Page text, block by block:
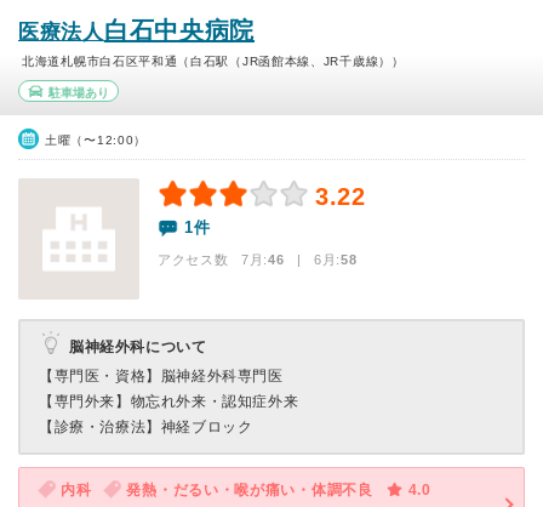
医療法人白石中央病院
北海道札幌市白石区平和通（白石駅（JR函館本線、JR千歳線））
駐車場あり
土曜（〜12:00）
3.22
1件
アクセス数 7月:46 | 6月:58
脳神経外科について
【専門医・資格】 脳神経外科専門医
【専門外来】 物忘れ外来・認知症外来
【診療・治療法】 神経ブロック
内科 発熱・だるい・喉が痛い・体調不良
4.0